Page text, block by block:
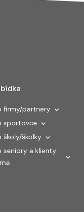
firmy/partnery
sportovce
školy/školky
seniory a klienty